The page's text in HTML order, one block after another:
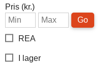
Pris (kr.)
Go
REA
I lager